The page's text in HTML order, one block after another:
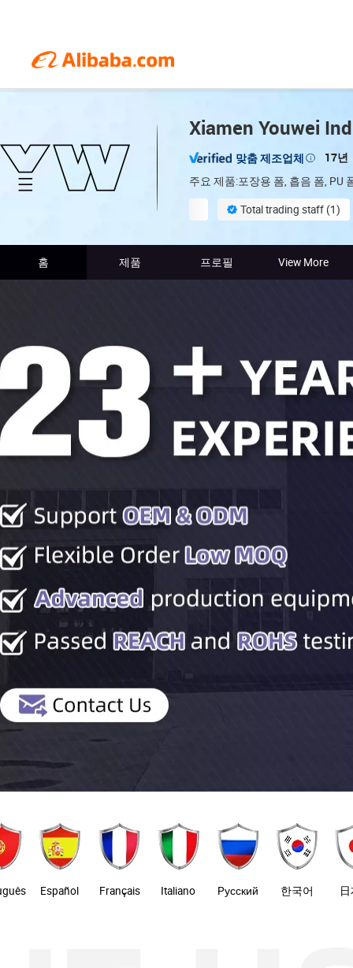
Xiamen Youwei
맞춤 제조업체 17년
주요 제품:포장용 폼, 흡음 폼, PU
Total trading staff (1)
홈 제품 프로필 View More
Español Français Italiano Pусский 한국어